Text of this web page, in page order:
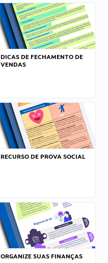
DICAS DE FECHAMENTO DE
VENDAS
RECURSO DE PROVA SOCIAL
ORGANIZE SUAS FINANÇAS